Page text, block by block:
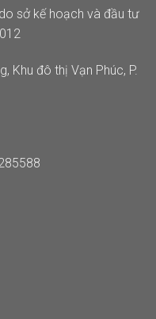
sở kế hoạch và đầu tư
Khu đô thị Vạn Phúc, P.